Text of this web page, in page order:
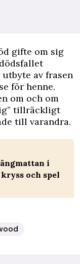
gifte om sig
av frasen
för henne.
om och om
tillräckligt
till varandra.
i
och spel